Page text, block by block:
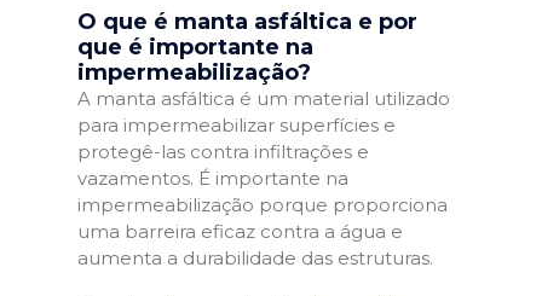
O que é manta asfáltica e por
que é importante na
impermeabilização?
A manta asfáltica é um material utilizado
para impermeabilizar superfícies e
protegê-las contra infiltrações e
vazamentos. É importante na
impermeabilização porque proporciona
uma barreira eficaz contra a água e
aumenta a durabilidade das estruturas.